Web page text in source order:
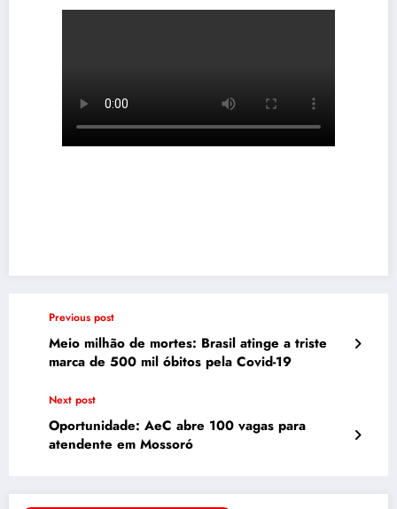
Previous post
Meio milhão de mortes: Brasil atinge a triste
marca de 500 mil óbitos pela Covid-19
Next post
Oportunidade: AeC abre 100 vagas para
atendente em Mossoró